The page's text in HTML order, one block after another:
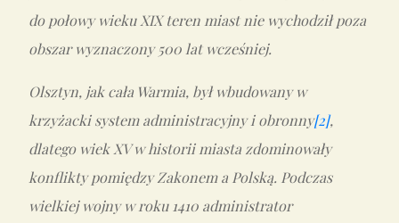
do połowy wieku XIX teren miast nie wychodził poza
obszar wyznaczony 500 lat wcześniej.
Olsztyn, jak cała Warmia, był wbudowany w
krzyżacki system administracyjny i obronny[2],
dlatego wiek XV w historii miasta zdominowały
konflikty pomiędzy Zakonem a Polską. Podczas
wielkiej wojny w roku 1410 administrator